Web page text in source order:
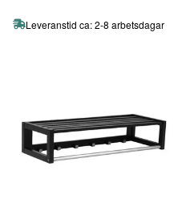
Leveranstid ca: 2-8 arbetsdagar